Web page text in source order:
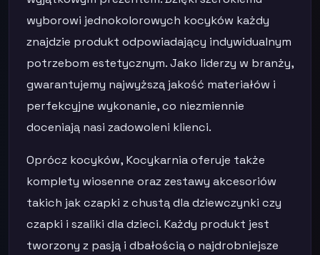
wyborowi jednokolorowych kocyków każdy
znajdzie produkt odpowiadający indywidualnym
potrzebom estetycznym. Jako liderzy w branży,
gwarantujemy najwyższą jakość materiałów i
perfekcyjne wykonanie, co niezmiennie
doceniają nasi zadowoleni klienci.
Oprócz kocyków, Kocykarnia oferuje także
komplety wiosenne oraz zestawy akcesoriów
takich jak czapki z chustą dla dziewczynki czy
czapki i szaliki dla dzieci. Każdy produkt jest
tworzony z pasją i dbałością o najdrobniejsze